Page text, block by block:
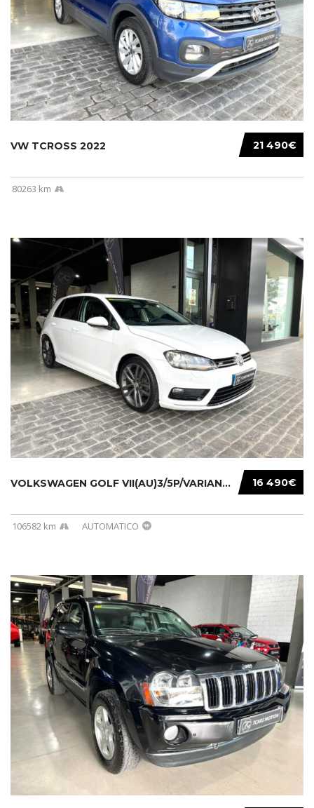
21 490€
VW TCROSS 2022
80263 km
16 490€
VOLKSWAGEN GOLF VII(AU)3/5P/VARIANT(12-16 20...
106582 km AUTOMATICO